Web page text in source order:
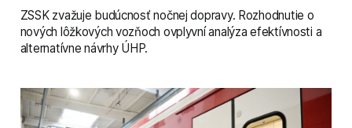
ZSSK zvažuje budúcnosť nočnej dopravy. Rozhodnutie o
nových lôžkových vozňoch ovplyvní analýza efektívnosti a
alternatívne návrhy ÚHP.